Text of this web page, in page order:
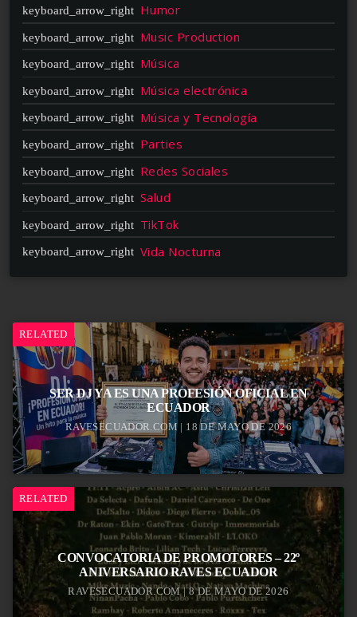
Humor
Music Production
Música
Música electrónica
Música y Tecnología
Parties
Redes Sociales
Salud
TikTok
Vida Nocturna
RELATED
SER DJ YA ES UNA PROFESIÓN OFICIAL EN
ECUADOR
RAVESECUADOR.COM | 18 DE MAYO DE 2026
RELATED
CONVOCATORIA DE PROMOTORES – 22º
ANIVERSARIO RAVES ECUADOR
RAVESECUADOR.COM | 8 DE MAYO DE 2026